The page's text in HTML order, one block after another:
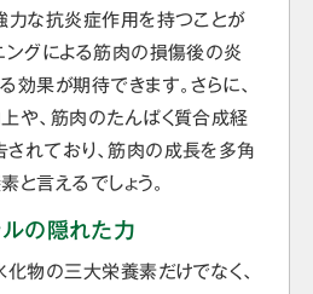
力な抗炎症作用を持つことが
ングによる筋肉の損傷後の炎
果が期待できます。さらに、
や、筋肉のたんぱく質合成経
れており、筋肉の成長を多角
言えるでしょう。
の隠れた力
化物の三大栄養素だけでなく、